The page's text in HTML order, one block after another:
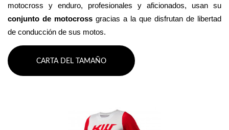
conjunto de motocross gracias a la que disfrutan de libertad
de conducción de sus motos.
CARTA DEL TAMAÑO